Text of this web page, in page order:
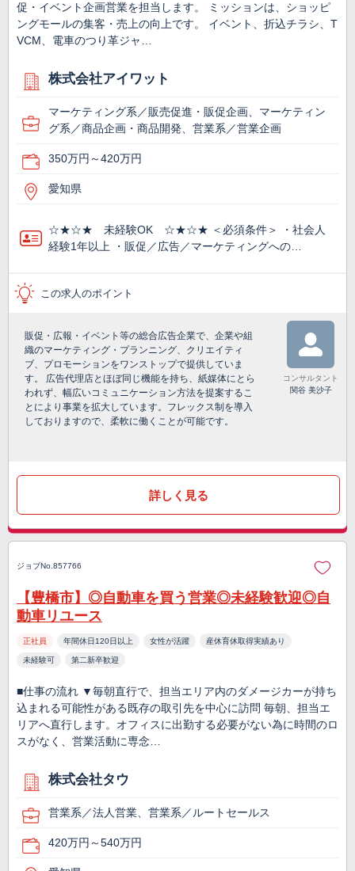
促・イベント企画営業を担当します。 ミッションは、ショッピ
ングモールの集客・売上の向上です。 イベント、折込チラシ、T
VCM、電車のつり革ジャ…
株式会社アイワット
マーケティング系／販売促進・販促企画、マーケティン
グ系／商品企画・商品開発、営業系／営業企画
350万円～420万円
愛知県
☆★☆★ 未経験OK ☆★☆★ ＜必須条件＞ ・社会人
経験1年以上 ・販促／広告／マーケティングへの…
この求人のポイント
販促・広報・イベント等の総合広告企業で、企業や組
織のマーケティング・プランニング、クリエイティ
ブ、プロモーションをワンストップで提供していま
す。 広告代理店とほぼ同じ機能を持ち、紙媒体にとら
われず、幅広いコミュニケーション方法を提案するこ
とにより事業を拡大しています。フレックス制を導入
しておりますので、柔軟に働くことが可能です。
コンサルタント
関谷 美沙子
詳しく見る
ジョブNo.857766
【豊橋市】◎自動車を買う営業◎未経験歓迎◎自
動車リユース
正社員 年間休日120日以上 女性が活躍 産休育休取得実績あり
未経験可 第二新卒歓迎
■仕事の流れ ▼毎朝直行で、担当エリア内のダメージカーが持ち
込まれる可能性がある既存の取引先を中心に訪問 毎朝、担当エ
リアへ直行します。オフィスに出勤する必要がない為に時間のロ
スがなく、営業活動に専念…
株式会社タウ
営業系／法人営業、営業系／ルートセールス
420万円～540万円